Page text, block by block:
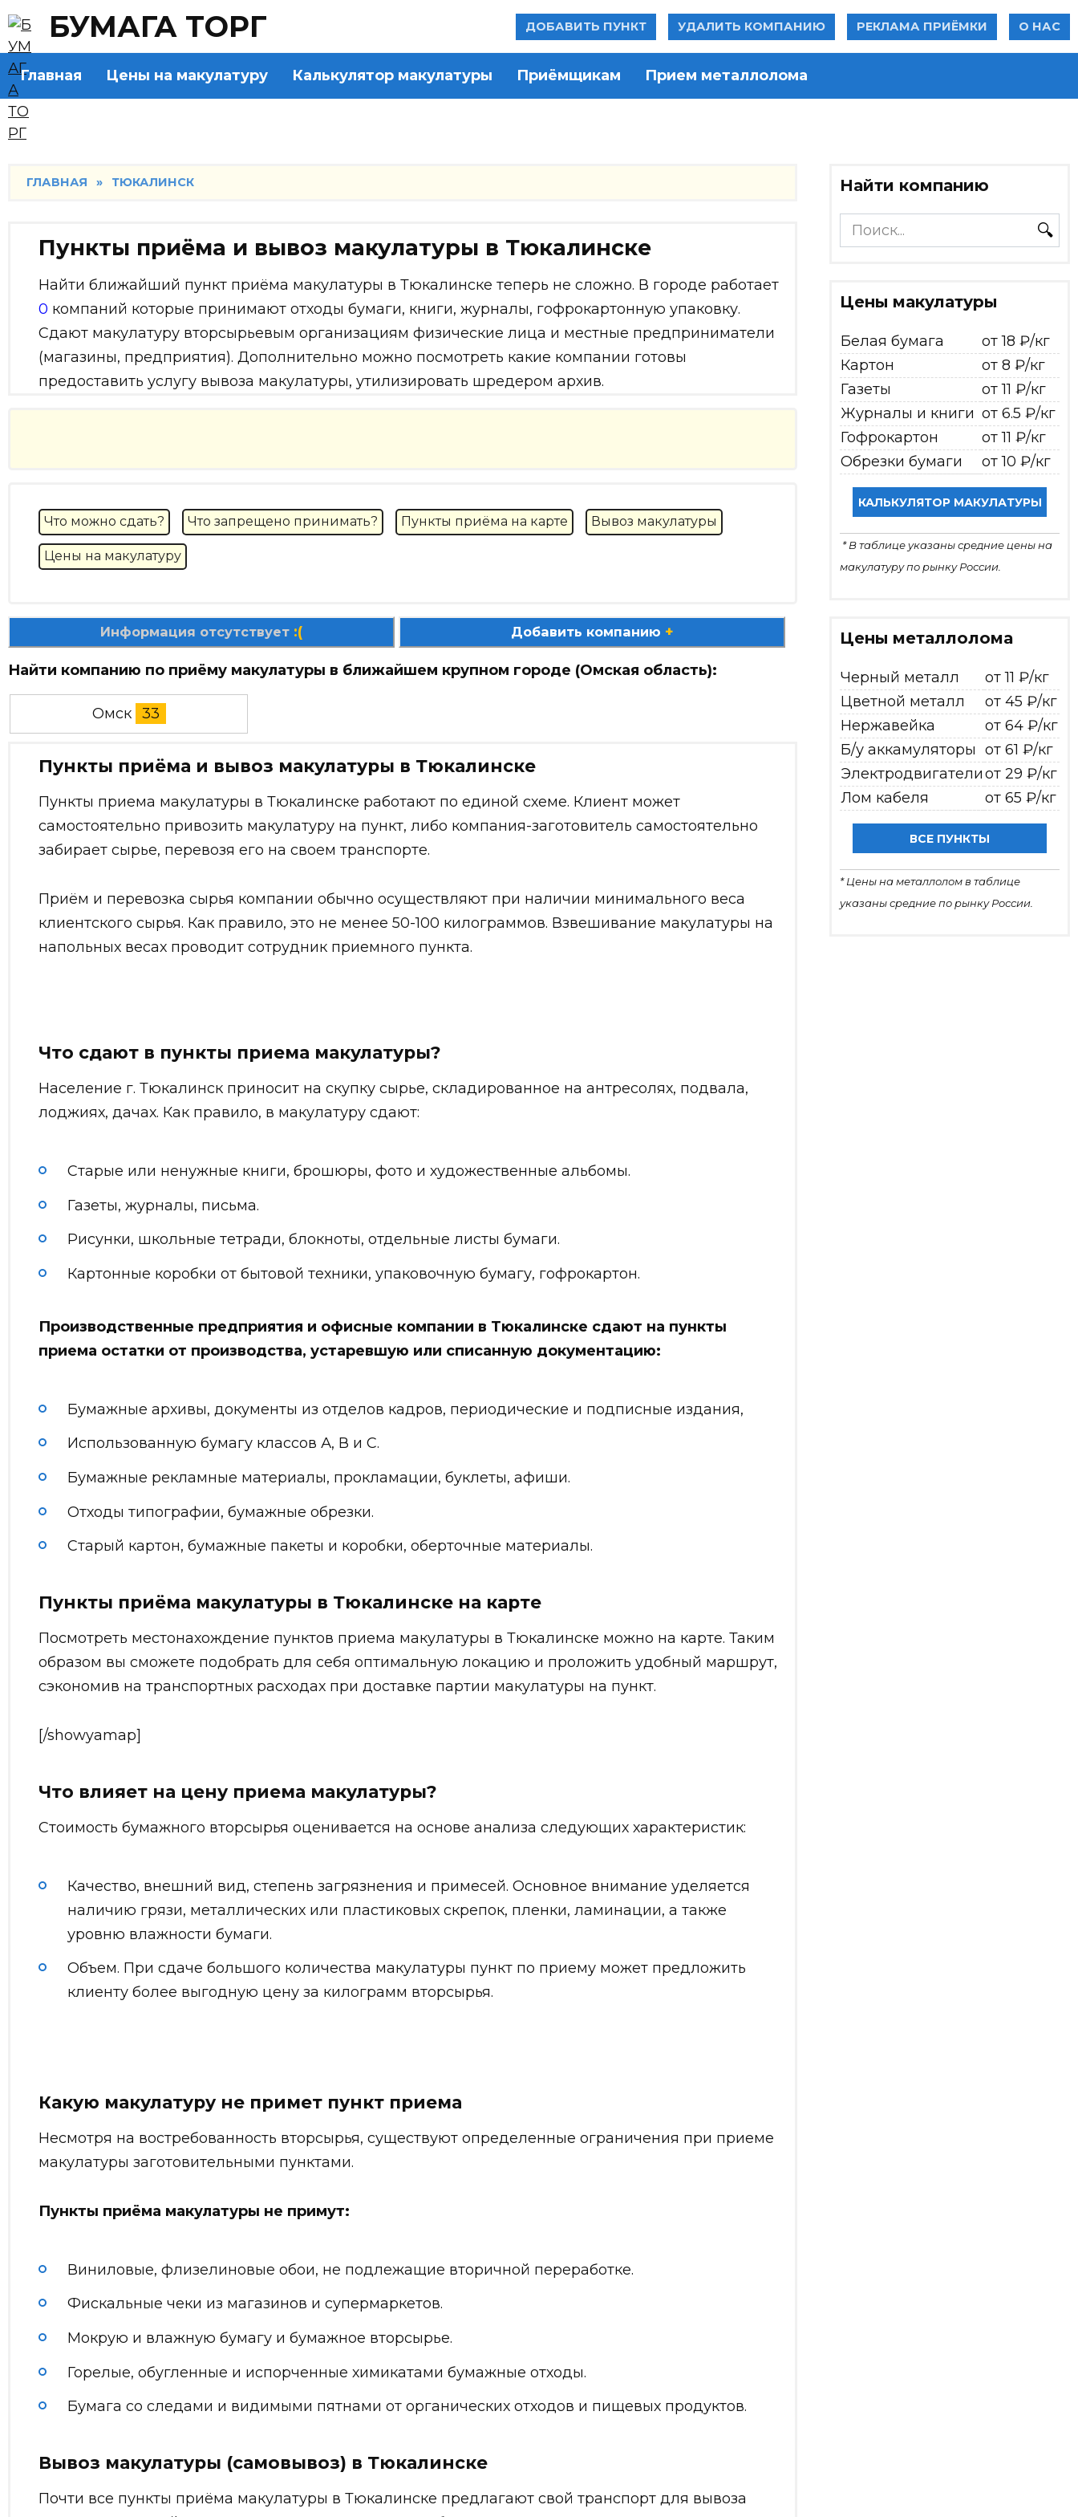
to
content
БУМАГА ТОРГ ДОБАВИТЬ ПУНКТ УДАЛИТЬ КОМПАНИЮ РЕКЛАМА ПРИЁМКИ О НАС
Главная Цены на макулатуру Калькулятор макулатуры Приёмщикам Прием металлолома
ГЛАВНАЯ » ТЮКАЛИНСК
Пункты приёма и вывоз макулатуры в Тюкалинске
Найти ближайший пункт приёма макулатуры в Тюкалинске теперь не сложно. В городе работает
0 компаний которые принимают отходы бумаги, книги, журналы, гофрокартонную упаковку.
Сдают макулатуру вторсырьевым организациям физические лица и местные предприниматели
(магазины, предприятия). Дополнительно можно посмотреть какие компании готовы
предоставить услугу вывоза макулатуры, утилизировать шредером архив.
Что можно сдать? Что запрещено принимать? Пункты приёма на карте Вывоз макулатуры
Цены на макулатуру
Информация отсутствует :( Добавить компанию +
Найти компанию по приёму макулатуры в ближайшем крупном городе (Омская область):
Омск 33
Пункты приёма и вывоз макулатуры в Тюкалинске
Пункты приема макулатуры в Тюкалинске работают по единой схеме. Клиент может
самостоятельно привозить макулатуру на пункт, либо компания-заготовитель самостоятельно
забирает сырье, перевозя его на своем транспорте.
Приём и перевозка сырья компании обычно осуществляют при наличии минимального веса
клиентского сырья. Как правило, это не менее 50-100 килограммов. Взвешивание макулатуры на
напольных весах проводит сотрудник приемного пункта.
Что сдают в пункты приема макулатуры?
Население г. Тюкалинск приносит на скупку сырье, складированное на антресолях, подвала,
лоджиях, дачах. Как правило, в макулатуру сдают:
Старые или ненужные книги, брошюры, фото и художественные альбомы.
Газеты, журналы, письма.
Рисунки, школьные тетради, блокноты, отдельные листы бумаги.
Картонные коробки от бытовой техники, упаковочную бумагу, гофрокартон.
Производственные предприятия и офисные компании в Тюкалинске сдают на пункты
приема остатки от производства, устаревшую или списанную документацию:
Бумажные архивы, документы из отделов кадров, периодические и подписные издания,
Использованную бумагу классов А, В и С.
Бумажные рекламные материалы, прокламации, буклеты, афиши.
Отходы типографии, бумажные обрезки.
Старый картон, бумажные пакеты и коробки, оберточные материалы.
Пункты приёма макулатуры в Тюкалинске на карте
Посмотреть местонахождение пунктов приема макулатуры в Тюкалинске можно на карте. Таким
образом вы сможете подобрать для себя оптимальную локацию и проложить удобный маршрут,
сэкономив на транспортных расходах при доставке партии макулатуры на пункт.
[/showyamap]
Что влияет на цену приема макулатуры?
Стоимость бумажного вторсырья оценивается на основе анализа следующих характеристик:
Качество, внешний вид, степень загрязнения и примесей. Основное внимание уделяется
наличию грязи, металлических или пластиковых скрепок, пленки, ламинации, а также
уровню влажности бумаги.
Объем. При сдаче большого количества макулатуры пункт по приему может предложить
клиенту более выгодную цену за килограмм вторсырья.
Какую макулатуру не примет пункт приема
Несмотря на востребованность вторсырья, существуют определенные ограничения при приеме
макулатуры заготовительными пунктами.
Пункты приёма макулатуры не примут:
Виниловые, флизелиновые обои, не подлежащие вторичной переработке.
Фискальные чеки из магазинов и супермаркетов.
Мокрую и влажную бумагу и бумажное вторсырье.
Горелые, обугленные и испорченные химикатами бумажные отходы.
Бумага со следами и видимыми пятнами от органических отходов и пищевых продуктов.
Вывоз макулатуры (самовывоз) в Тюкалинске
Почти все пункты приёма макулатуры в Тюкалинске предлагают свой транспорт для вывоза
Найти компанию
Search
for:
Цены макулатуры
Белая бумага
от 18 ₽/кг
Картон
от 8 ₽/кг
Газеты
от 11 ₽/кг
Журналы и книги от 6.5 ₽/кг
Гофрокартон
от 11 ₽/кг
Обрезки бумаги
от 10 ₽/кг
КАЛЬКУЛЯТОР МАКУЛАТУРЫ
* В таблице указаны средние цены на
макулатуру по рынку России.
Цены металлолома
Черный металл
от 11 ₽/кг
Цветной металл
от 45 ₽/кг
Нержавейка
от 64 ₽/кг
Б/у аккамуляторы от 61 ₽/кг
Электродвигателиот 29 ₽/кг
Лом кабеля
от 65 ₽/кг
ВСЕ ПУНКТЫ
* Цены на металлолом в таблице
указаны средние по рынку России.